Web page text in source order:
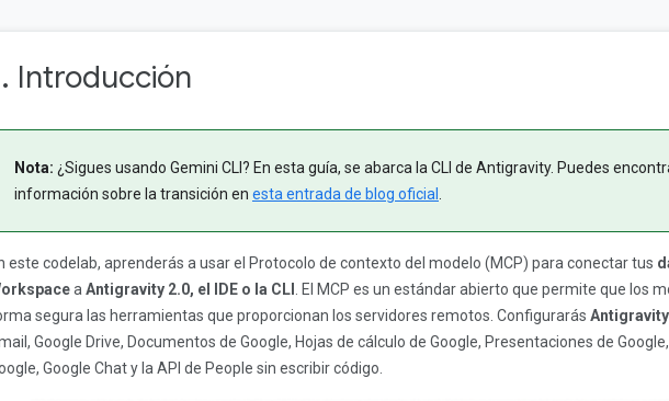
Introducción
Nota: ¿Sigues usando Gemini CLI? En esta guía, se abarca la CLI de Antigravity. Puedes
información sobre la transición en esta entrada de blog oficial
este codelab, aprenderás a usar el Protocolo de contexto del modelo (MCP) para conectar tus
a Antigravity 2.0, el IDE o la CLI
. El MCP es un estándar abierto que permite que los
segura las herramientas que proporcionan los servidores remotos. Configurarás Antigravity
Google Drive, Documentos de Google, Hojas de cálculo de Google, Presentaciones de
Google Chat y la API de People sin escribir código.